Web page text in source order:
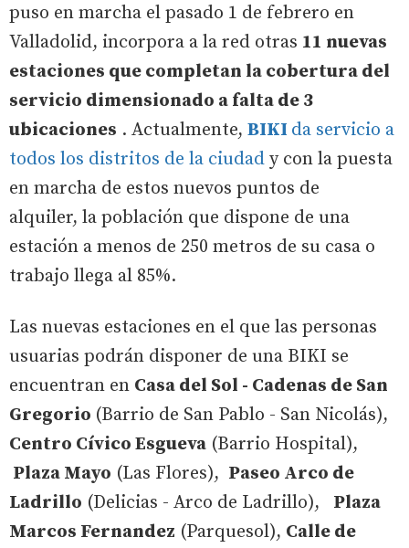
puso en marcha el pasado 1 de febrero en
Valladolid, incorpora a la red otras 11 nuevas
estaciones que completan la cobertura del
servicio dimensionado a falta de 3
ubicaciones . Actualmente, BIKI da servicio a
todos los distritos de la ciudad y con la puesta
en marcha de estos nuevos puntos de
alquiler, la población que dispone de una
estación a menos de 250 metros de su casa o
trabajo llega al 85%.
Las nuevas estaciones en el que las personas
usuarias podrán disponer de una BIKI se
encuentran en Casa del Sol - Cadenas de San
Gregorio (Barrio de San Pablo - San Nicolás),
Centro Cívico Esgueva (Barrio Hospital),
Plaza Mayo (Las Flores), Paseo Arco de
Ladrillo (Delicias - Arco de Ladrillo), Plaza
Marcos Fernandez (Parquesol), Calle de